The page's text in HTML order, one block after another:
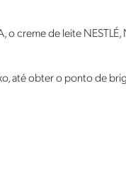
o creme de leite
até obter o ponto de